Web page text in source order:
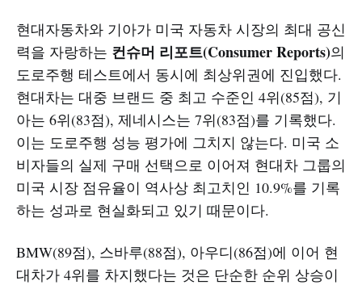
현대자동차와 기아가 미국 자동차 시장의 최대 공신
력을 자랑하는 컨슈머 리포트(Consumer Reports)의
도로주행 테스트에서 동시에 최상위권에 진입했다.
현대차는 대중 브랜드 중 최고 수준인 4위(85점), 기
아는 6위(83점), 제네시스는 7위(83점)를 기록했다.
이는 도로주행 성능 평가에 그치지 않는다. 미국 소
비자들의 실제 구매 선택으로 이어져 현대차 그룹의
미국 시장 점유율이 역사상 최고치인 10.9%를 기록
하는 성과로 현실화되고 있기 때문이다.
BMW(89점), 스바루(88점), 아우디(86점)에 이어 현
대차가 4위를 차지했다는 것은 단순한 순위 상승이